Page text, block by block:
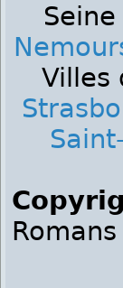
Villes